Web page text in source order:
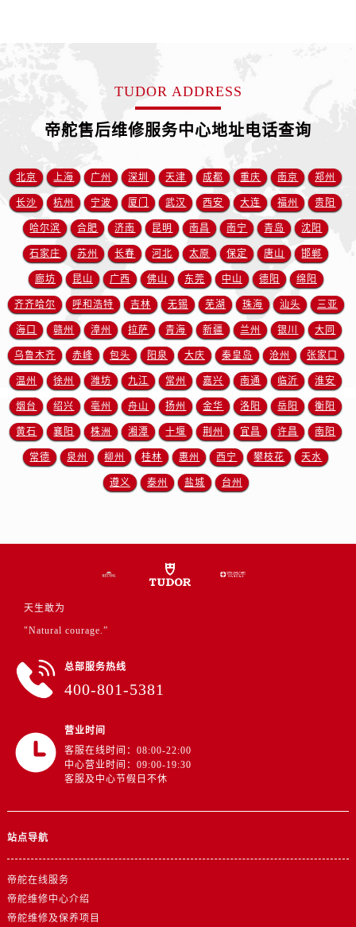
湖北省荆门市东宝中天街步行街帝舵售后服务中心（需提前预约）
湖北省荆州市荆州区荆中路帝舵售后服务中心（需提前预约）
湖北省十堰市茅箭区人民北路帝舵售后服务中心（需提前预约）
湖北省随州市曾都区青年路帝舵售后服务中心（需提前预约）
湖北省咸宁市咸安区长安大道帝舵售后服务中心（需提前预约）
湖北省襄阳市樊城区长虹路与人民路交叉口帝舵售后服务中心（需提前预约）
湖北省孝感市孝南区复兴大道帝舵售后服务中心（需提前预约）
湖北省宜昌市西陵区夷陵大道与港窑路帝舵售后服务中心（需提前预约）
湖南省常德市武陵区人民路帝舵售后服务中心（需提前预约）
湖南省郴州市北湖区国庆北路帝舵售后服务中心（需提前预约）
湖南省衡阳市雁峰区解放路帝舵售后服务中心（需提前预约）
湖南省怀化市鹤城区迎丰中路帝舵售后服务中心（需提前预约）
湖南省娄底市娄星区长青街帝舵售后服务中心（需提前预约）
湖南省邵阳市双清区东风路帝舵售后服务中心（需提前预约）
TUDOR ADDRESS
帝舵售后维修服务中心地址电话查询
北京 上海 广州 深圳 天津 成都 重庆 南京 郑州
长沙 杭州 宁波 厦门 武汉 西安 大连 福州 贵阳
哈尔滨 合肥 济南 昆明 南昌 南宁 青岛 沈阳
石家庄 苏州 长春 河北 太原 保定 唐山 邯郸
廊坊 昆山 广西 佛山 东莞 中山 德阳 绵阳
齐齐哈尔 呼和浩特 吉林 无锡 芜湖 珠海 汕头 三亚
海口 赣州 漳州 拉萨 青海 新疆 兰州 银川 大同
乌鲁木齐 赤峰 包头 阳泉 大庆 秦皇岛 沧州 张家口
温州 徐州 潍坊 九江 常州 嘉兴 南通 临沂 淮安
烟台 绍兴 亳州 舟山 扬州 金华 洛阳 岳阳 衡阳
黄石 襄阳 株洲 湘潭 十堰 荆州 宜昌 许昌 南阳
常德 泉州 柳州 桂林 惠州 西宁 攀枝花 天水
遵义 泰州 盐城 台州
天生敢为
"Natural courage.”
总部服务热线
400-801-5381
营业时间
客服在线时间：08:00-22:00
中心营业时间：09:00-19:30
客服及中心节假日不休
站点导航
帝舵在线服务
帝舵维修中心介绍
帝舵维修及保养项目